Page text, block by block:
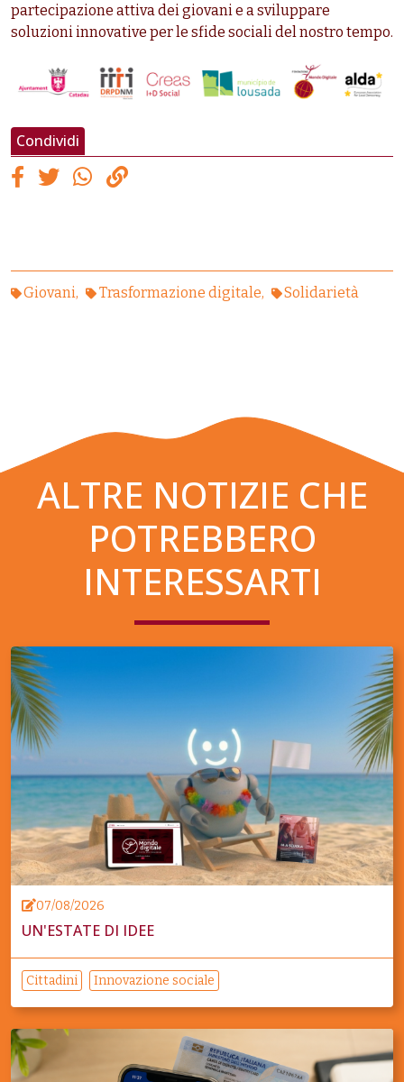
partecipazione attiva dei giovani e a sviluppare
soluzioni innovative per le sfide sociali del nostro tempo.
Condividi
Giovani Trasformazione digitale Solidarietà
ALTRE NOTIZIE CHE
POTREBBERO
INTERESSARTI
07/08/2026
UN'ESTATE DI IDEE
Cittadini Innovazione sociale